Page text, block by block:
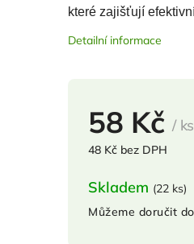
58 Kč/ ks
48 Kč bez DPH
Skladem (22 ks)
Můžeme doručit
které zajišťují
Detailní informace